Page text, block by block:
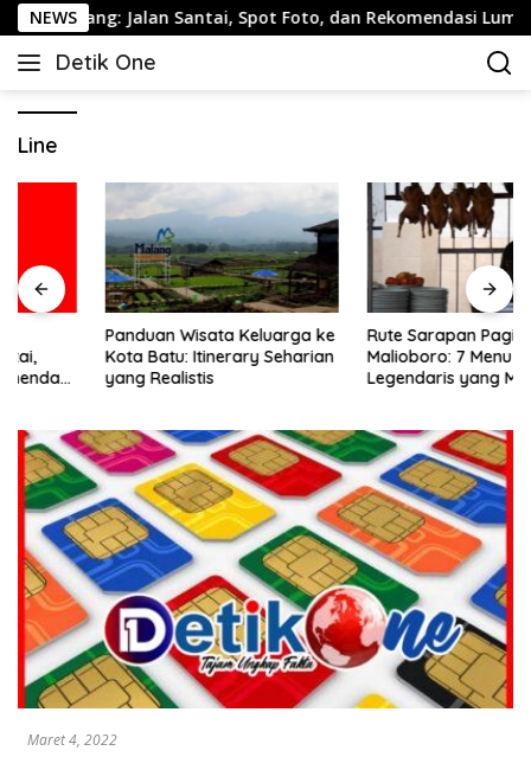
Langsung
ke
konten
NEWSJalan Santai, Spot Foto, dan Rekomendasi Lumpia
Detik One
Tajam
Line
Panduan Wisata Keluarga ke
Kota Batu: Itinerary Seharian
yang Realistis
Rute Sarapan Pagi
Malioboro: 7 Menu
Legendaris yang Masih
Maret 4, 2022